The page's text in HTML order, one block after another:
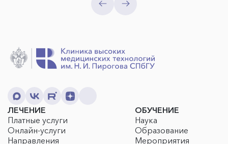
ЛЕЧЕНИЕ
Платные услуги
Онлайн-услуги
Направления
ОБУЧЕНИЕ
Наука
Образование
Мероприятия